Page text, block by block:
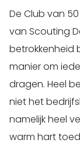
De Club van
van Scouting
betrokkenheid
manier om
dragen. Heel
niet het
namelijk heel
warm hart